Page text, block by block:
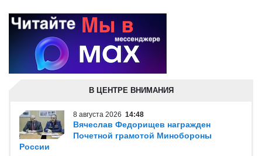
В ЦЕНТРЕ ВНИМАНИЯ
8 августа 2026 14:48
Вячеслав Федорищев награжден
Почетной грамотой Минобороны
России